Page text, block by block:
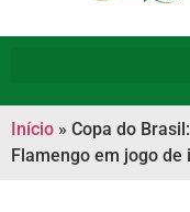
Início » Copa do
Flamengo em jogo de